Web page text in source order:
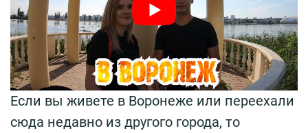
Если вы живете в Воронеже или переехали
сюда недавно из другого города, то